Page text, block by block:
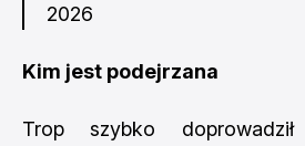
2026
Kim jest podejrzana
Trop szybko